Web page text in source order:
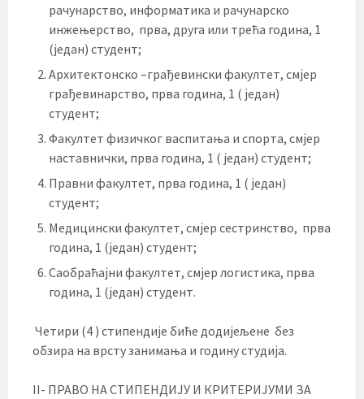
рачунарство, информатика и рачунарско
инжењерство, прва, друга или трећа година, 1
(један) студент;
Архитектонско –грађевински факултет, смјер
грађевинарство, прва година, 1 ( један)
студент;
Факултет физичког васпитања и спорта, смјер
наставнички, прва година, 1 ( један) студент;
Правни факултет, прва година, 1 ( један)
студент;
Медицински факултет, смјер сестринство, прва
година, 1 (један) студент;
Саобраћајни факултет, смјер логистика, прва
година, 1 (један) студент.
Четири (4 ) стипендије биће додијељене без
обзира на врсту занимања и годину студија.
II- ПРАВО НА СТИПЕНДИЈУ И КРИТЕРИЈУМИ ЗА